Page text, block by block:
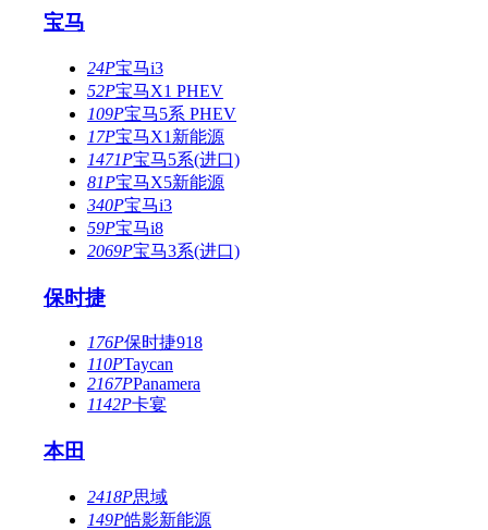
宝马
24P宝马i3
52P宝马X1 PHEV
109P宝马5系 PHEV
17P宝马X1新能源
1471P宝马5系(进口)
81P宝马X5新能源
340P宝马i3
59P宝马i8
2069P宝马3系(进口)
保时捷
176P保时捷918
110PTaycan
2167PPanamera
1142P卡宴
本田
2418P思域
149P皓影新能源